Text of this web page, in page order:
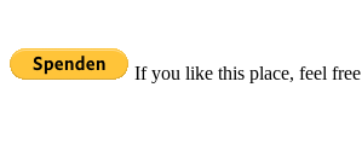
If you like this place, feel